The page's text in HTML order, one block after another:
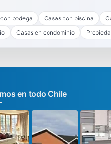
bodega Casas con piscina
Casas en condominio
en todo Chile